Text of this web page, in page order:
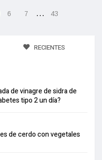
6 7 … 43
RECIENTES
de vinagre de sidra de
tipo 2 un día?
de cerdo con vegetales